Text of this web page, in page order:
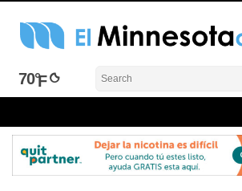
Skip
El Minnesota de Hoy Noticias
Latino Noticias Minnesota News
70°